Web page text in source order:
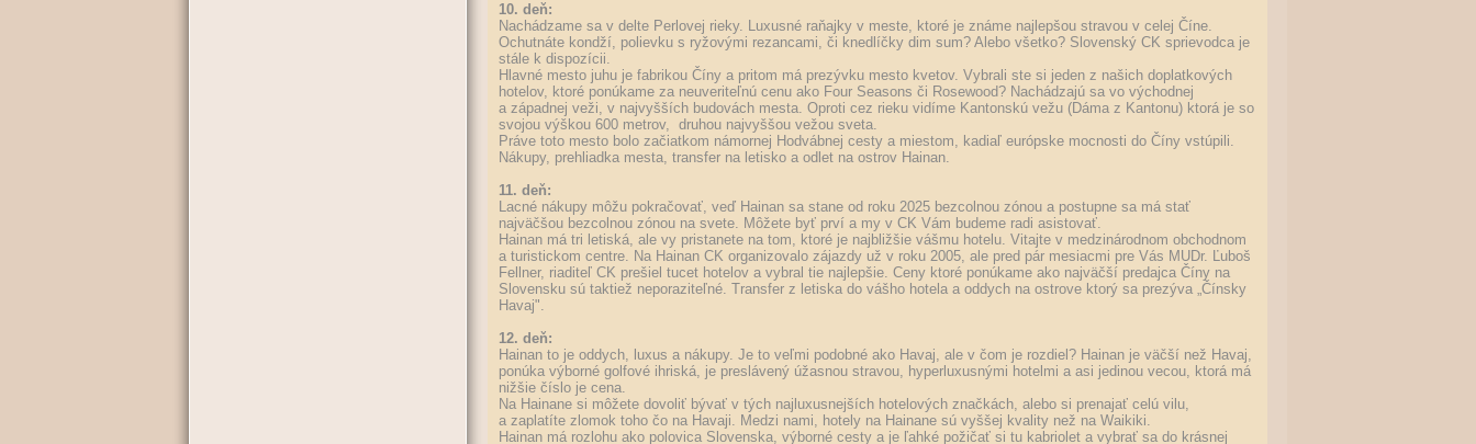
10. deň:
Nachádzame sa v delte Perlovej rieky. Luxusné raňajky v meste, ktoré je známe najlepšou stravou v celej Číne.
Ochutnáte kondží, polievku s ryžovými rezancami, či knedlíčky dim sum? Alebo všetko? Slovenský CK sprievodca je
stále k dispozícii.
Hlavné mesto juhu je fabrikou Číny a pritom má prezývku mesto kvetov. Vybrali ste si jeden z našich doplatkových
hotelov, ktoré ponúkame za neuveriteľnú cenu ako Four Seasons či Rosewood? Nachádzajú sa vo východnej
a západnej veži, v najvyšších budovách mesta. Oproti cez rieku vidíme Kantonskú vežu (Dáma z Kantonu) ktorá je so
svojou výškou 600 metrov, druhou najvyššou vežou sveta.
Práve toto mesto bolo začiatkom námornej Hodvábnej cesty a miestom, kadiaľ európske mocnosti do Číny vstúpili.
Nákupy, prehliadka mesta, transfer na letisko a odlet na ostrov Hainan.
11. deň:
Lacné nákupy môžu pokračovať, veď Hainan sa stane od roku 2025 bezcolnou zónou a postupne sa má stať
najväčšou bezcolnou zónou na svete. Môžete byť prví a my v CK Vám budeme radi asistovať.
Hainan má tri letiská, ale vy pristanete na tom, ktoré je najbližšie vášmu hotelu. Vitajte v medzinárodnom obchodnom
a turistickom centre. Na Hainan CK organizovalo zájazdy už v roku 2005, ale pred pár mesiacmi pre Vás MUDr. Ľuboš
Fellner, riaditeľ CK prešiel tucet hotelov a vybral tie najlepšie. Ceny ktoré ponúkame ako najväčší predajca Číny na
Slovensku sú taktiež neporaziteľné. Transfer z letiska do vášho hotela a oddych na ostrove ktorý sa prezýva „Čínsky
Havaj".
12. deň:
Hainan to je oddych, luxus a nákupy. Je to veľmi podobné ako Havaj, ale v čom je rozdiel? Hainan je väčší než Havaj,
ponúka výborné golfové ihriská, je preslávený úžasnou stravou, hyperluxusnými hotelmi a asi jedinou vecou, ktorá má
nižšie číslo je cena.
Na Hainane si môžete dovoliť bývať v tých najluxusnejších hotelových značkách, alebo si prenajať celú vilu,
a zaplatíte zlomok toho čo na Havaji. Medzi nami, hotely na Hainane sú vyššej kvality než na Waikiki.
Hainan má rozlohu ako polovica Slovenska, výborné cesty a je ľahké požičať si tu kabriolet a vybrať sa do krásnej